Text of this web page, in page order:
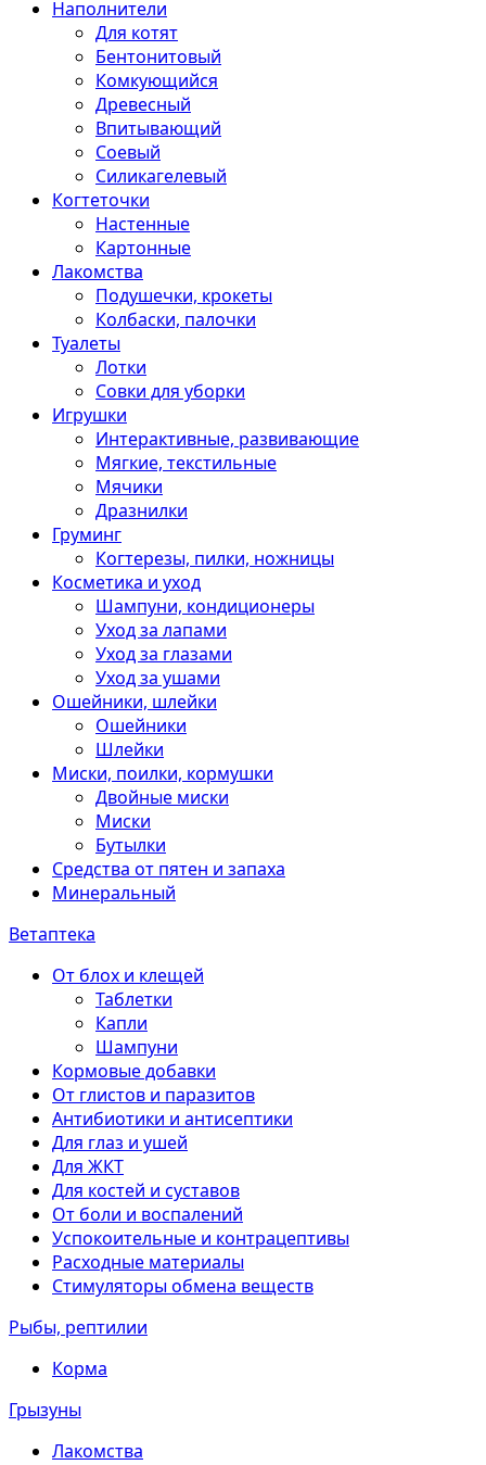
Наполнители
Для котят
Бентонитовый
Комкующийся
Древесный
Впитывающий
Соевый
Силикагелевый
Когтеточки
Настенные
Картонные
Лакомства
Подушечки, крокеты
Колбаски, палочки
Туалеты
Лотки
Совки для уборки
Игрушки
Интерактивные, развивающие
Мягкие, текстильные
Мячики
Дразнилки
Груминг
Когтерезы, пилки, ножницы
Косметика и уход
Шампуни, кондиционеры
Уход за лапами
Уход за глазами
Уход за ушами
Ошейники, шлейки
Ошейники
Шлейки
Миски, поилки, кормушки
Двойные миски
Миски
Бутылки
Средства от пятен и запаха
Минеральный
Ветаптека
От блох и клещей
Таблетки
Капли
Шампуни
Кормовые добавки
От глистов и паразитов
Антибиотики и антисептики
Для глаз и ушей
Для ЖКТ
Для костей и суставов
От боли и воспалений
Успокоительные и контрацептивы
Расходные материалы
Стимуляторы обмена веществ
Рыбы, рептилии
Корма
Грызуны
Лакомства